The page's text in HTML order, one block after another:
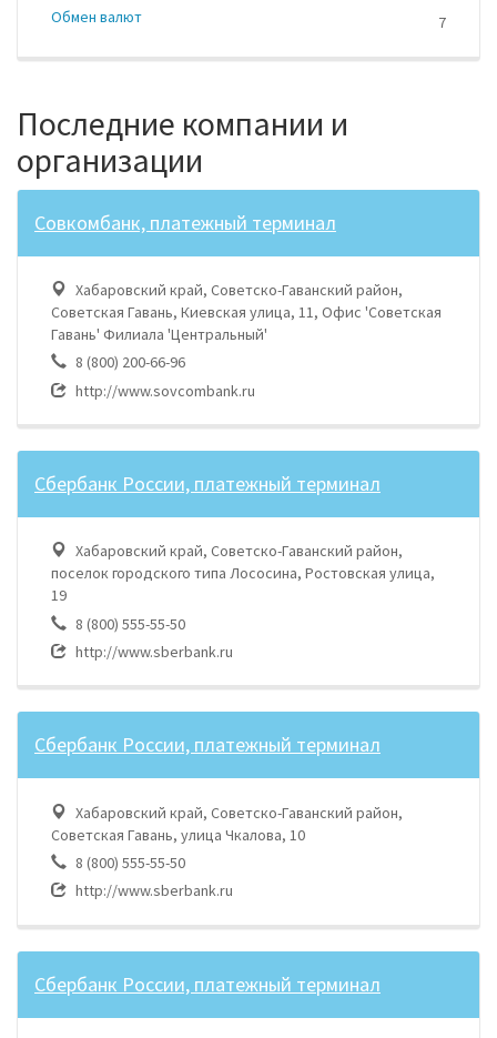
Обмен валют
7
Последние компании и
организации
Совкомбанк, платежный терминал
Хабаровский край, Советско-Гаванский район,
Советская Гавань, Киевская улица, 11, Офис 'Советская
Гавань' Филиала 'Центральный'
8 (800) 200-66-96
http://www.sovcombank.ru
Сбербанк России, платежный терминал
Хабаровский край, Советско-Гаванский район,
поселок городского типа Лососина, Ростовская улица,
19
8 (800) 555-55-50
http://www.sberbank.ru
Сбербанк России, платежный терминал
Хабаровский край, Советско-Гаванский район,
Советская Гавань, улица Чкалова, 10
8 (800) 555-55-50
http://www.sberbank.ru
Сбербанк России, платежный терминал